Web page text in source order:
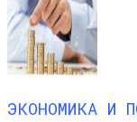
ЭКОНОМИКА И